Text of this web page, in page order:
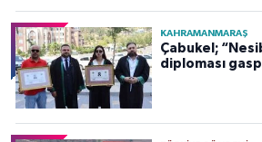
KAHRAMANMARAŞ
Çabukel;
diploması